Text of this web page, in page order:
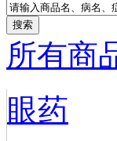
所有商
眼药